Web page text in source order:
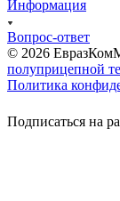
Информация
Вопрос-ответ
© 2026
полуприцепной
Политика
Подписаться на